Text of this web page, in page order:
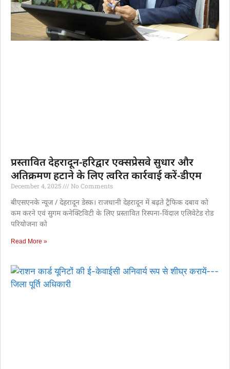
प्रस्तावित देहरादून-हरिद्वार एक्सप्रेसवे सुधार और
अतिक्रमण हटाने के लिए त्वरित कार्रवाई करें-डीएम
December 4, 2025 No Comments
बीएसएनके न्यूज / देहरादून डेस्क। राजधानी देहरादून में बढ़ते ट्रैफिक दबाव को
कम करने एवं सुगम कनेक्टिविटी के लिए प्रस्तावित रिस्पना-विंदाल एलिवेटेड रोड
परियोजना को
Read More »